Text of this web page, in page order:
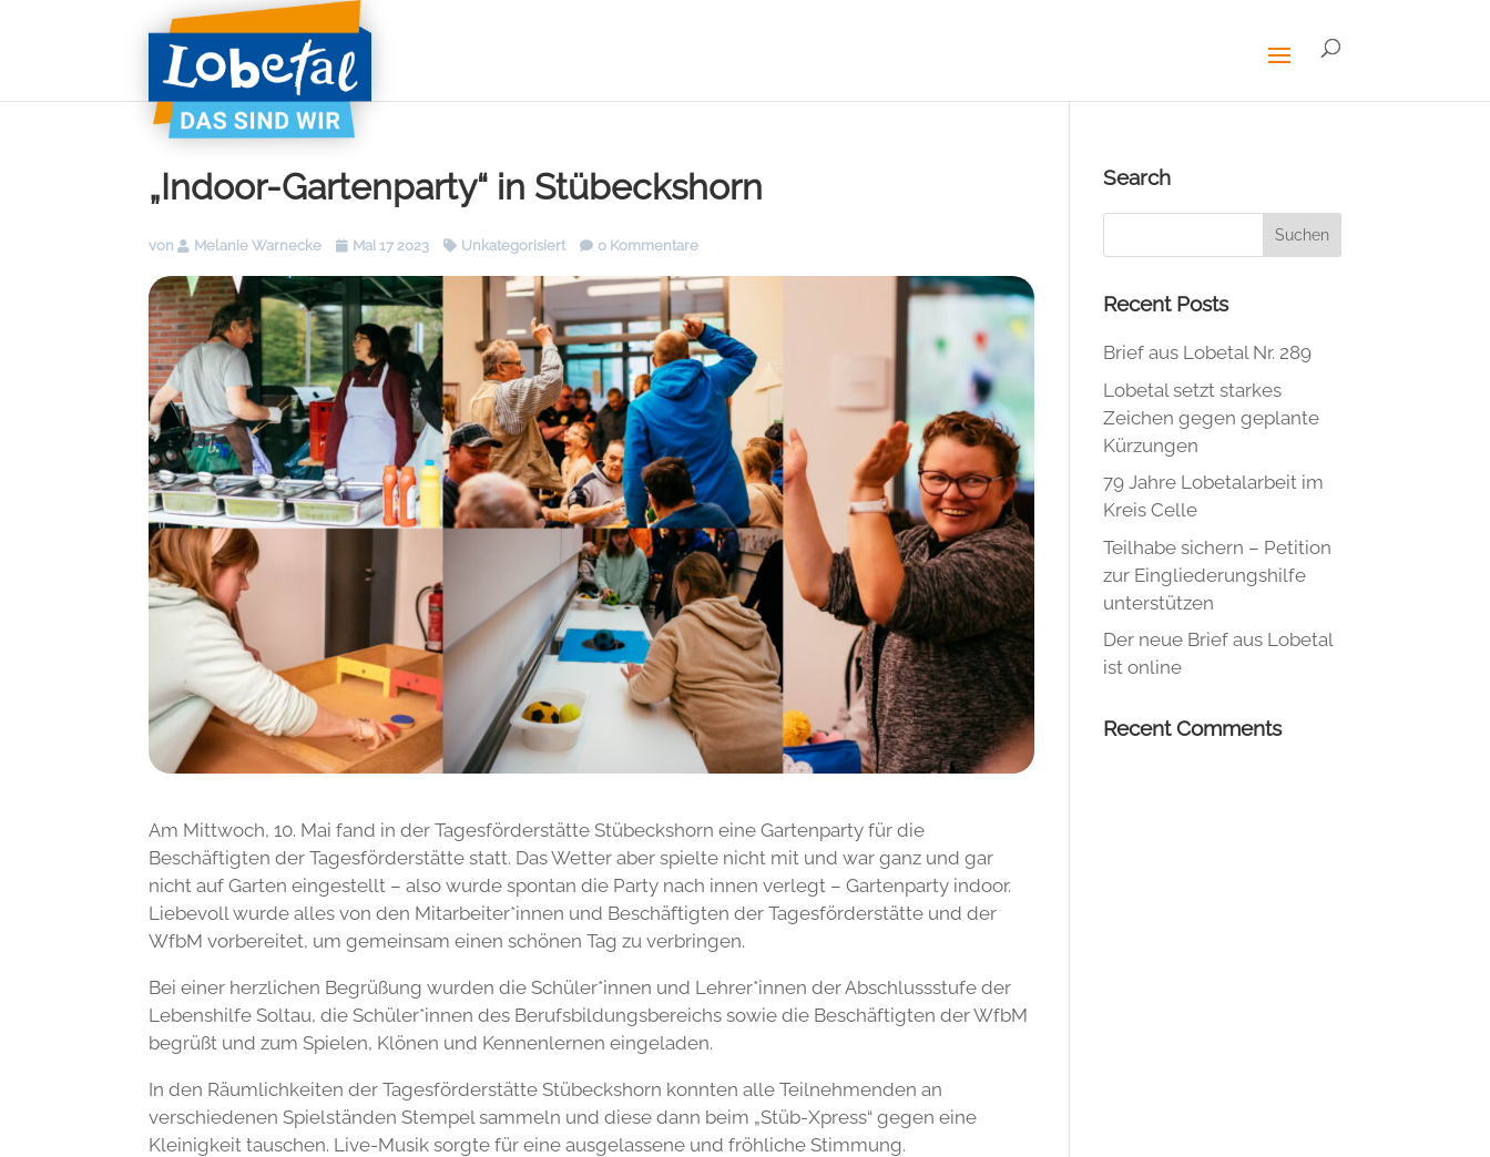
„Indoor-Gartenparty“ in Stübeckshorn
von Melanie Warnecke Mai 17 2023 Unkategorisiert 0 Kommentare
Am Mittwoch, 10. Mai fand in der Tagesförderstätte Stübeckshorn eine Gartenparty für die
Beschäftigten der Tagesförderstätte statt. Das Wetter aber spielte nicht mit und war ganz und gar
nicht auf Garten eingestellt – also wurde spontan die Party nach innen verlegt – Gartenparty indoor.
Liebevoll wurde alles von den Mitarbeiter*innen und Beschäftigten der Tagesförderstätte und der
WfbM vorbereitet, um gemeinsam einen schönen Tag zu verbringen.
Bei einer herzlichen Begrüßung wurden die Schüler*innen und Lehrer*innen der Abschlussstufe der
Lebenshilfe Soltau, die Schüler*innen des Berufsbildungsbereichs sowie die Beschäftigten der WfbM
begrüßt und zum Spielen, Klönen und Kennenlernen eingeladen.
In den Räumlichkeiten der Tagesförderstätte Stübeckshorn konnten alle Teilnehmenden an
verschiedenen Spielständen Stempel sammeln und diese dann beim „Stüb-Xpress“ gegen eine
Kleinigkeit tauschen. Live-Musik sorgte für eine ausgelassene und fröhliche Stimmung.
Search
Recent Posts
Brief aus Lobetal Nr. 289
Lobetal setzt starkes
Zeichen gegen geplante
Kürzungen
79 Jahre Lobetalarbeit im
Kreis Celle
Teilhabe sichern – Petition
zur Eingliederungshilfe
unterstützen
Der neue Brief aus Lobetal
ist online
Recent Comments